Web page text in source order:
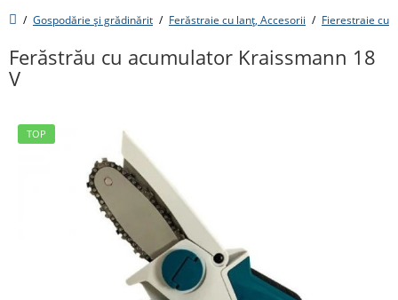
Gospodărie și grădinărit Ferăstraie cu lanț, Accesorii Fierestraie cu
Ferăstrău cu acumulator Kraissmann 18
V
TOP